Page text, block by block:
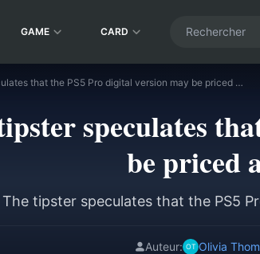
GAME CARD
The tipster speculates that the PS5 Pro digital version may be priced at around US$500
speculates
be priced
The tipster speculates that the PS5
Auteur: Olivia